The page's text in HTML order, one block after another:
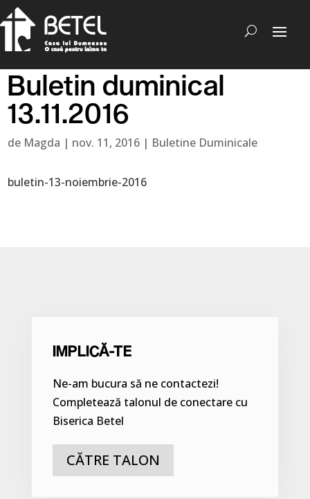
Buletin duminical
13.11.2016
de Magda | nov. 11, 2016 | Buletine Duminicale
buletin-13-noiembrie-2016
IMPLICĂ-TE
Ne-am bucura să ne contactezi!
Completează talonul de conectare cu
Biserica Betel
CĂTRE TALON